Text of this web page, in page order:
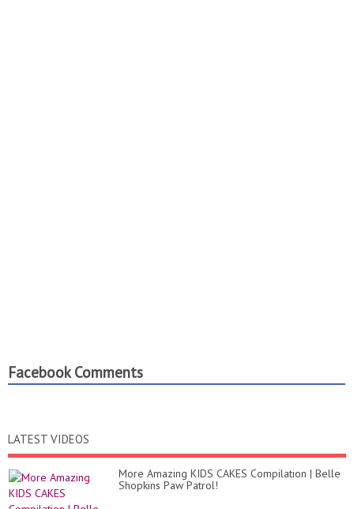
Facebook Comments
LATEST VIDEOS
More Amazing KIDS CAKES Compilation | Belle
Shopkins Paw Patrol!